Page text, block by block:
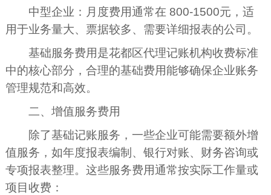
中型企业：月度费用通常在 800-1500元，适
用于业务量大、票据较多、需要详细报表的公司。
基础服务费用是花都区代理记账机构收费标准
中的核心部分，合理的基础费用能够确保企业账务
管理规范和高效。
二、增值服务费用
除了基础记账服务，一些企业可能需要额外增
值服务，如年度报表编制、银行对账、财务咨询或
专项报表整理。这些服务费用通常按实际工作量或
项目收费：